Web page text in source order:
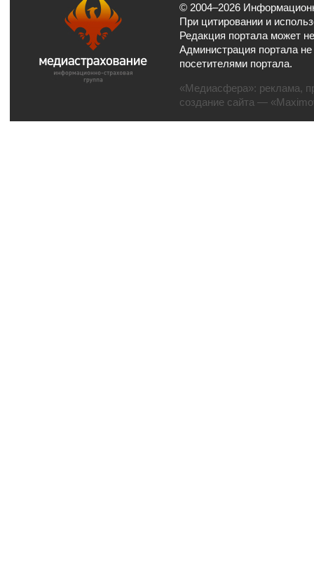
© 2004–2026
При цитировании и
Редакция портала может
Администрация портала
посетителями портала.
«Медиасфера»: реклама,
создание сайта —